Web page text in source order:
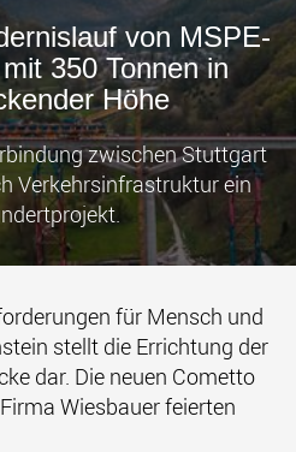
von MSPE-
350 Tonnen in
Höhe
zwischen Stuttgart
Verkehrsinfrastruktur ein
für Mensch und
stellt die Errichtung der
dar. Die neuen Cometto
Wiesbauer feierten